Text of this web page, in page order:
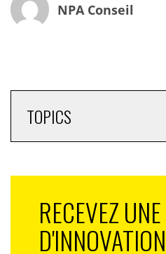
NPA Conseil
TOPICS
RECEVEZ